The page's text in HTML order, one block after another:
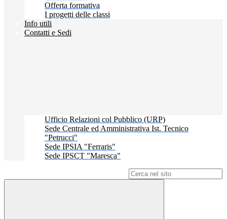
Offerta formativa
I progetti delle classi
Info utili
Contatti e Sedi
Ufficio Relazioni col Pubblico (URP)
Sede Centrale ed Amministrativa Ist. Tecnico
"Petrucci"
Sede IPSIA "Ferraris"
Sede IPSCT "Maresca"